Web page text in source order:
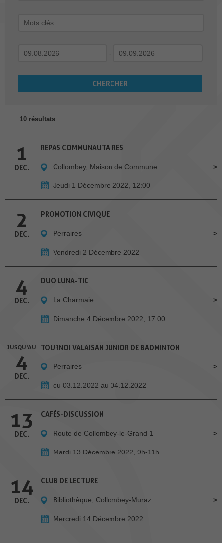
-
10 résultats
1
DEC.
REPAS COMMUNAUTAIRES
Collombey, Maison de Commune
Jeudi 1 Décembre 2022, 12:00
2
DEC.
PROMOTION CIVIQUE
Perraires
Vendredi 2 Décembre 2022
4
DEC.
DUO LUNA-TIC
La Charmaie
Dimanche 4 Décembre 2022, 17:00
JUSQU'AU
4
DEC.
TOURNOI VALAISAN JUNIOR DE BADMINTON
Perraires
du 03.12.2022 au 04.12.2022
13
DEC.
CAFÉS-DISCUSSION
Route de Collombey-le-Grand 1
Mardi 13 Décembre 2022, 9h-11h
14
DEC.
CLUB DE LECTURE
Bibliothèque, Collombey-Muraz
Mercredi 14 Décembre 2022